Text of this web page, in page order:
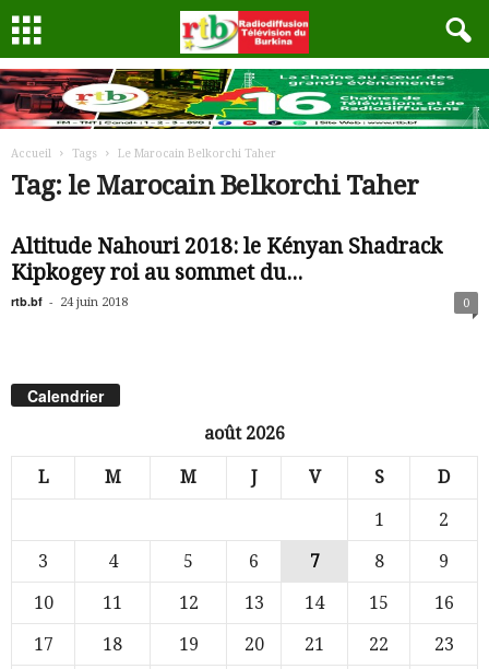
Accueil Tags Le Marocain Belkorchi Taher
Tag: le Marocain Belkorchi Taher
Altitude Nahouri 2018: le Kényan Shadrack
Kipkogey roi au sommet du...
rtb.bf - 24 juin 2018 0
Calendrier
août 2026
L M M J V S D
1
2
3
4 5 6 7 8
9
10
11 12 13 14 15
16
17
18 19 20 21 22
23